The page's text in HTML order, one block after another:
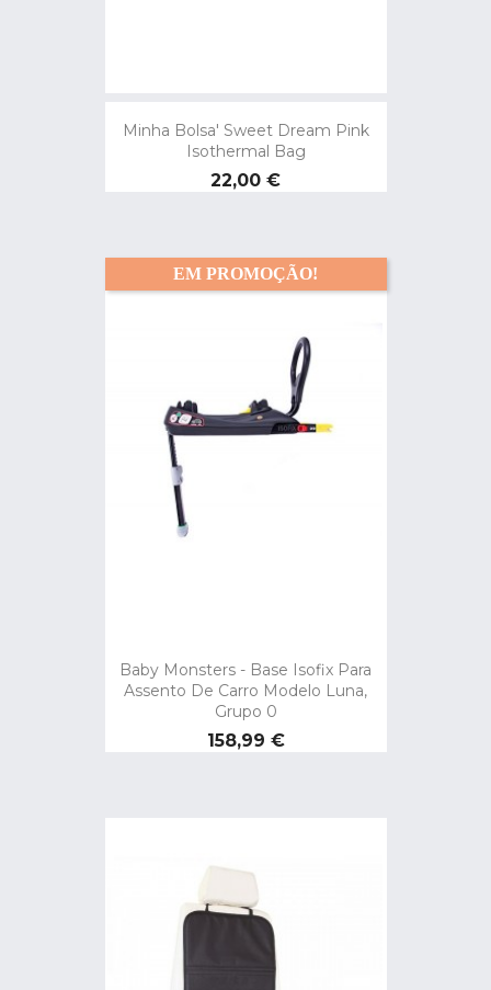
Minha Bolsa' Sweet Dream Pink
Isothermal Bag
Preço
22,00 €
Baby Monsters - Base Isofix Para
Assento De Carro Modelo Luna,
Grupo 0
Preço
158,99 €
EM PROMOÇÃO!